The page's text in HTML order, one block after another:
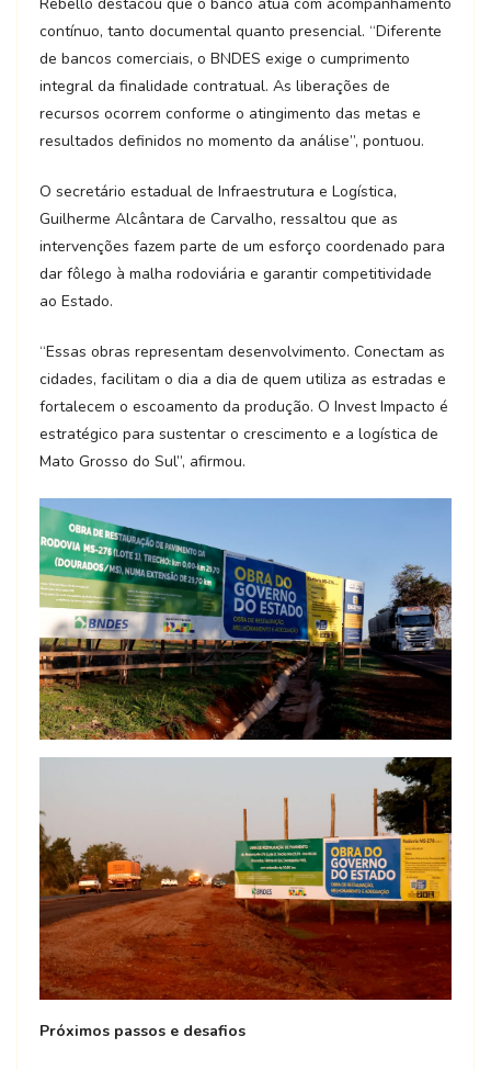
contínuo, tanto documental quanto presencial. “Diferente
de bancos comerciais, o BNDES exige o cumprimento
integral da finalidade contratual. As liberações de
recursos ocorrem conforme o atingimento das metas e
resultados definidos no momento da análise”, pontuou.
O secretário estadual de Infraestrutura e Logística,
Guilherme Alcântara de Carvalho, ressaltou que as
intervenções fazem parte de um esforço coordenado para
dar fôlego à malha rodoviária e garantir competitividade
ao Estado.
“Essas obras representam desenvolvimento. Conectam as
cidades, facilitam o dia a dia de quem utiliza as estradas e
fortalecem o escoamento da produção. O Invest Impacto é
estratégico para sustentar o crescimento e a logística de
Mato Grosso do Sul”, afirmou.
Próximos passos e desafios